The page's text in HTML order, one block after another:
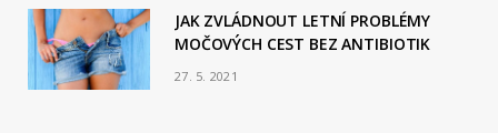
JAK ZVLÁDNOUT LETNÍ PROBLÉMY
MOČOVÝCH CEST BEZ ANTIBIOTIK
27. 5. 2021